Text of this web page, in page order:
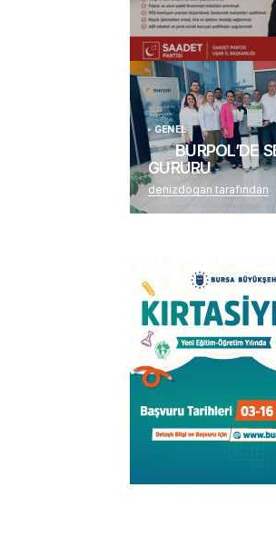
(başlıksız)
Alaattin Karahan tarafından
GENEL
BURPOL’DE
GURURU
denizdogan tarafından